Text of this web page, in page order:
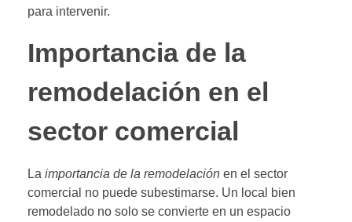
para intervenir.
Importancia de la
remodelación en el
sector comercial
La importancia de la remodelación en el sector
comercial no puede subestimarse. Un local bien
remodelado no solo se convierte en un espacio